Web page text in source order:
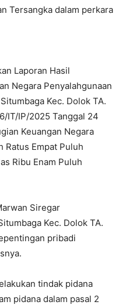
Tersangka dalam perkara
Laporan Hasil
Negara Penyalahgunaan
Kec. Dolok TA.
IT/IP/2025 Tanggal 24
Keuangan Negara
Ratus Empat Puluh
Ribu Enam Puluh
Siregar
Kec. Dolok TA.
pribadi
tindak pidana
pidana dalam pasal 2